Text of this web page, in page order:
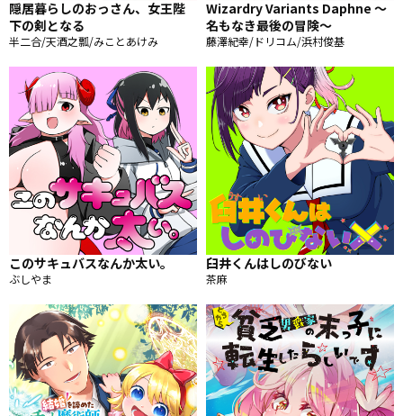
隠居暮らしのおっさん、女王陛
下の剣となる
半二合/天酒之瓢/みことあけみ
Wizardry Variants Daphne ～
名もなき最後の冒険～
藤澤紀幸/ドリコム/浜村俊基
このサキュバスなんか太い。
ぶしやま
臼井くんはしのびない
茶麻